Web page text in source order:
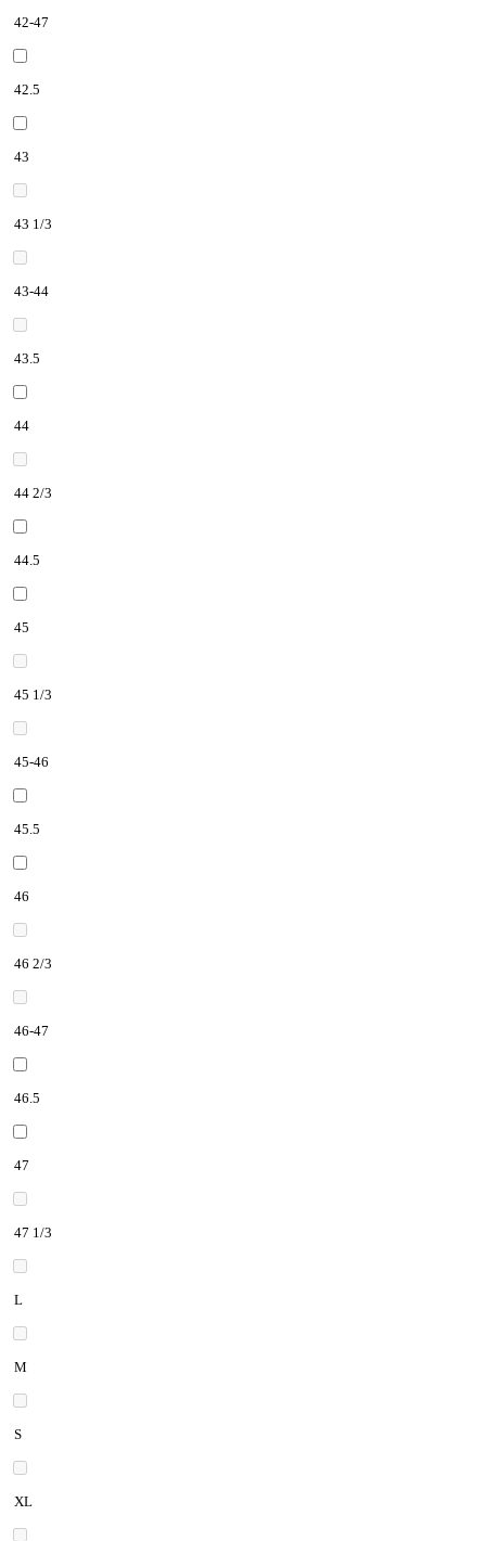
42-47
42.5
43
43 1/3
43-44
43.5
44
44 2/3
44.5
45
45 1/3
45-46
45.5
46
46 2/3
46-47
46.5
47
47 1/3
L
M
S
XL